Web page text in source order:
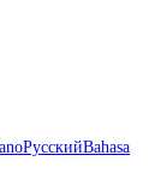
РусскийBahasa